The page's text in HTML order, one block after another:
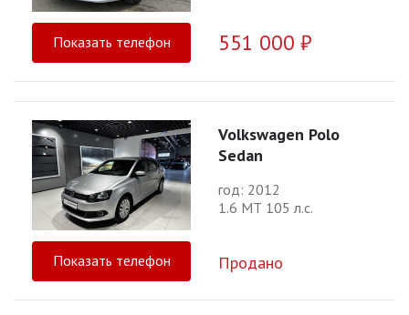
Показать телефон 551 000 ₽
Volkswagen Polo
Sedan
год: 2012
1.6 МТ 105 л.с.
Показать телефон Продано